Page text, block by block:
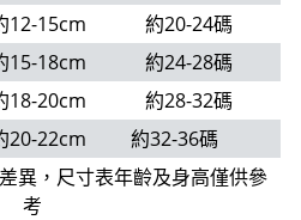
12-15cm
約20-24碼
15-18cm
約24-28碼
18-20cm
約28-32碼
20-22cm
約32-36碼
異，尺寸表年齡及身高僅供參
考